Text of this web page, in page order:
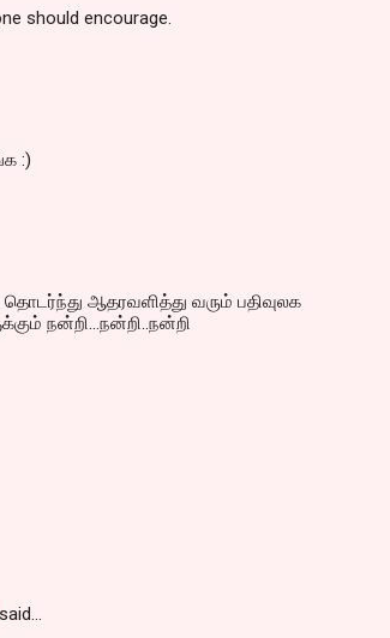
should encourage.
:)
ஆதரவளித்து வரும் பதிவுலக
நன்றி...நன்றி..நன்றி
said…